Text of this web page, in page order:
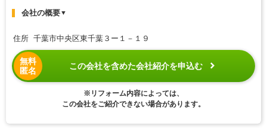
会社の概要▼
住所 千葉市中央区東千葉３ー１－１９
無料
匿名
この会社を含めた会社紹介を申込む
※リフォーム内容によっては、
この会社をご紹介できない場合があります。